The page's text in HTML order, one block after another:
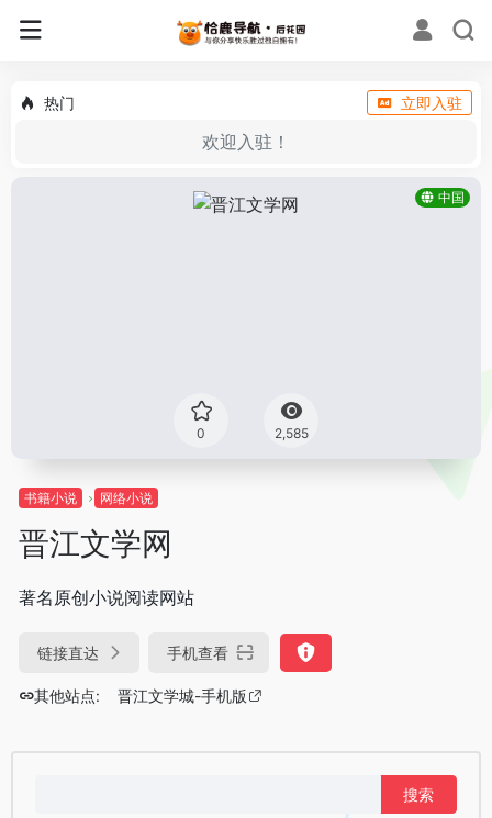
热门 立即入驻
欢迎入驻！
中国
0 2,585
书籍小说 网络小说
晋江文学网
著名原创小说阅读网站
链接直达 手机查看
其他站点: 晋江文学城-手机版